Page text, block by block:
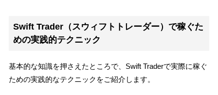
Swift Trader（スウィフトトレーダー）で稼ぐた
めの実践的テクニック
基本的な知識を押さえたところで、Swift Traderで実際に稼ぐ
ための実践的なテクニックをご紹介します。